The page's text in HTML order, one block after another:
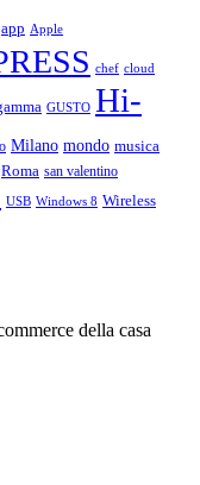
app Apple
chef cloud
GUSTO Hi-
Milano mondo musica
Roma san valentino
USB Windows 8 Wireless
della casa